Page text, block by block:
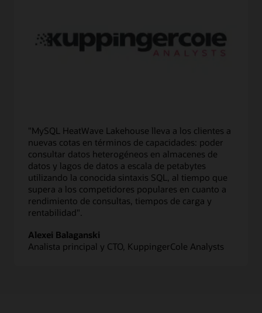
"MySQL HeatWave Lakehouse lleva a los clientes a
nuevas cotas en términos de capacidades: poder
consultar datos heterogéneos en almacenes de
datos y lagos de datos a escala de petabytes
utilizando la conocida sintaxis SQL, al tiempo que
supera a los competidores populares en cuanto a
rendimiento de consultas, tiempos de carga y
rentabilidad".
Alexei Balaganski
Analista principal y CTO, KuppingerCole Analysts